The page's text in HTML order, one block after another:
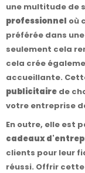
une multitude de
professionnel où
préférée dans
seulement cela
cela crée
accueillante.
publicitaire de
votre entreprise
En outre, elle est
cadeaux
clients pour leur
réussi. Offrir